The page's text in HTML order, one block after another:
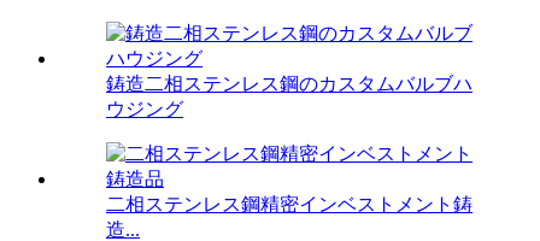
鋳造二相ステンレス鋼のカスタムバルブハ
ウジング
二相ステンレス鋼精密インベストメント鋳
造...